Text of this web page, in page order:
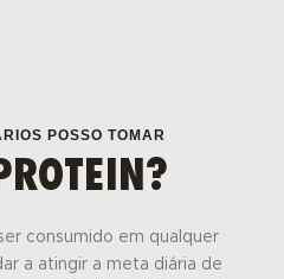
POSSO TOMAR
consumido em qualquer
a atingir a meta diária de